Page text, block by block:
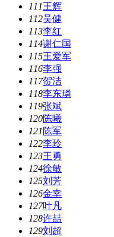
111王辉
112吴健
113李红
114谢仁国
115王爱军
116李强
117贺洁
118李东璘
119张斌
120陈曦
121 陈军
122李玲
123王勇
124徐敏
125刘芳
126金幸
127叶凡
128许喆
129刘超